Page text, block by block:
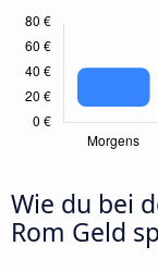
Wie du bei
Rom Geld